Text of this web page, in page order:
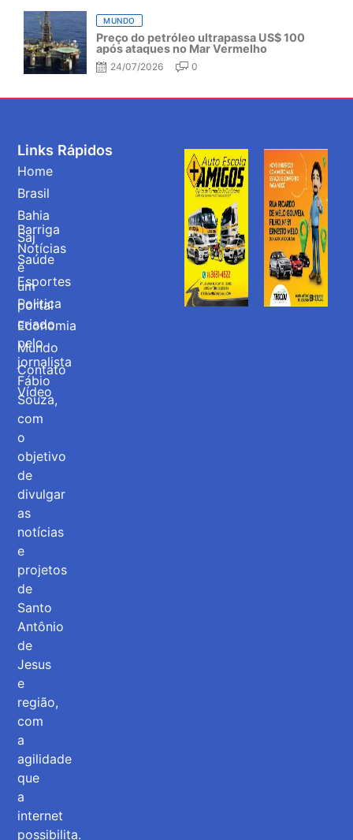
MUNDO
Preço do petróleo ultrapassa US$ 100
após ataques no Mar Vermelho
24/07/2026 0
Barriga
Notícias
é
um
portal
criado
pelo
jornalista
Fábio
Souza,
com
o
objetivo
de
divulgar
as
notícias
e
projetos
de
Santo
Antônio
de
Jesus
e
região,
com
a
agilidade
que
a
internet
possibilita.
Links Rápidos
Home
Brasil
Bahia
Saj
Saúde
Esportes
Politica
Economia
Mundo
Contato
Vídeo